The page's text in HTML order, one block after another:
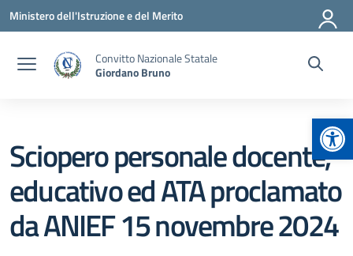
Vai ai contenuti
Vai al menu di navigazione
Vai al footer
Ministero dell'Istruzione e del Merito
Convitto Nazionale Statale
Giordano Bruno
Sciopero personale docente,
educativo ed ATA proclamato
da ANIEF 15 novembre 2024